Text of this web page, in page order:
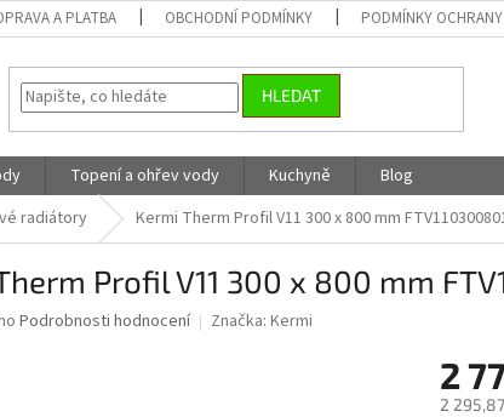
A PLATBA OBCHODNÍ PODMÍNKY PODMÍNKY OCHRANY
HLEDAT
Topení a ohřev vody Kuchyně
Blog
radiátory Kermi Therm Profil V11 300 x 800 mm
Profil V11 300 x 800 mm
Podrobnosti hodnocení Značka: Kermi
2
2